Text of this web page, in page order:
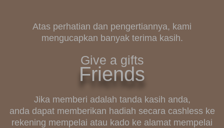
Atas perhatian dan pengertiannya, kami
mengucapkan banyak terima kasih.
Give a gifts
Friends
Jika memberi adalah tanda kasih anda,
anda dapat memberikan hadiah secara cashless ke
rekening mempelai atau kado ke alamat mempelai